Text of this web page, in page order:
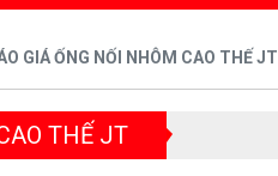
GIÁ ỐNG NỐI NHÔM CAO THẾ JT
THẾ JT